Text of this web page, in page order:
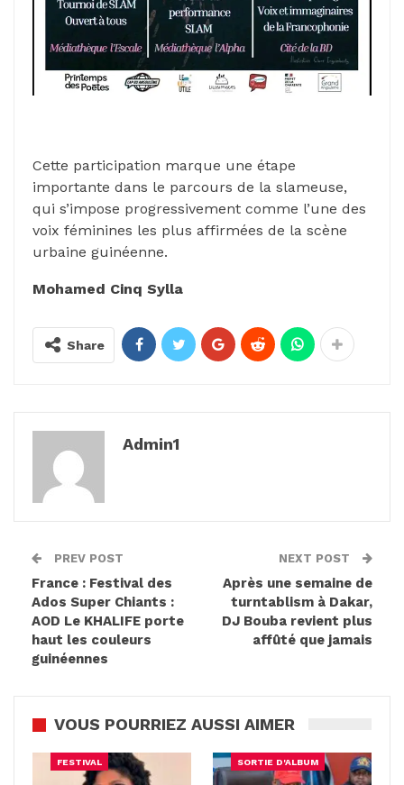
Cette participation marque une étape
importante dans le parcours de la slameuse,
qui s’impose progressivement comme l’une des
voix féminines les plus affirmées de la scène
urbaine guinéenne.
Mohamed Cinq Sylla
Share
Admin1
PREV POST
France : Festival des
Ados Super Chiants :
AOD Le KHALIFE porte
haut les couleurs
guinéennes
NEXT POST
Après une semaine de
turntablism à Dakar,
DJ Bouba revient plus
affûté que jamais
VOUS POURRIEZ AUSSI AIMER
FESTIVAL SORTIE D'ALBUM